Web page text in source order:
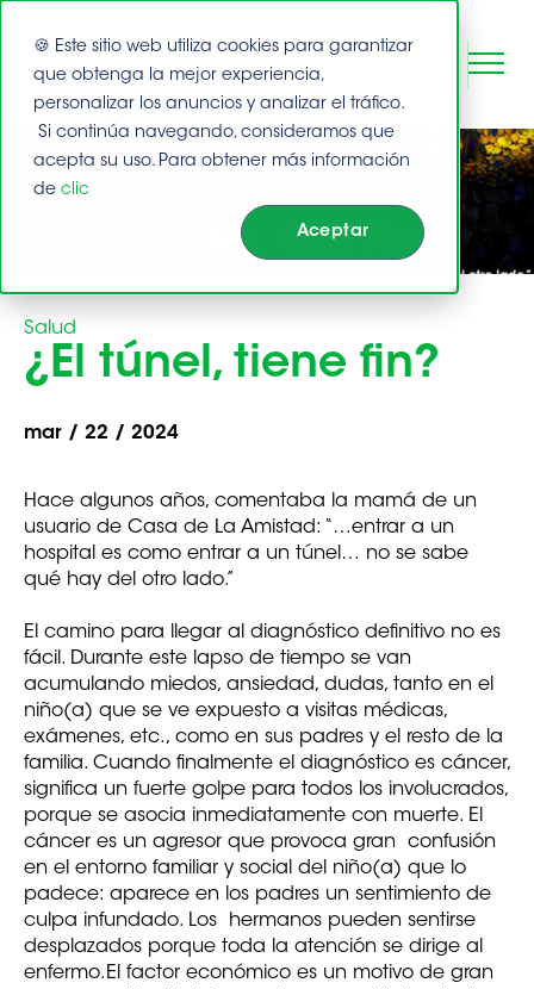
🍪 Este sitio web utiliza cookies para garantizar
que obtenga la mejor experiencia,
personalizar los anuncios y analizar el tráfico.
Si continúa navegando, consideramos que
acepta su uso. Para obtener más información
de clic
Aceptar
DONAR
Esto es un campo de búsqueda con una función de
Buscar
No hay sugerencias porque el campo de
Salud
¿El túnel, tiene fin?
mar / 22 / 2024
Hace algunos años, comentaba la mamá de un
usuario de Casa de La Amistad: “…entrar a un
hospital es como entrar a un túnel… no se sabe
qué hay del otro lado.”
El camino para llegar al diagnóstico definitivo no es
fácil. Durante este lapso de tiempo se van
acumulando miedos, ansiedad, dudas, tanto en el
niño(a) que se ve expuesto a visitas médicas,
exámenes, etc., como en sus padres y el resto de la
familia. Cuando finalmente el diagnóstico es cáncer,
significa un fuerte golpe para todos los involucrados,
porque se asocia inmediatamente con muerte. El
cáncer es un agresor que provoca gran confusión
en el entorno familiar y social del niño(a) que lo
padece: aparece en los padres un sentimiento de
culpa infundado. Los hermanos pueden sentirse
desplazados porque toda la atención se dirige al
enfermo.El factor económico es un motivo de gran